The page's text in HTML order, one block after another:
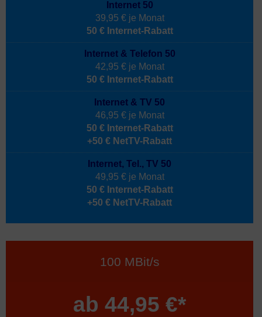
Internet 50
39,95 € je Monat
50 € Internet-Rabatt
Internet & Telefon 50
42,95 € je Monat
50 € Internet-Rabatt
Internet & TV 50
46,95 € je Monat
50 € Internet-Rabatt
+50 € NetTV-Rabatt
Internet, Tel., TV 50
49,95 € je Monat
50 € Internet-Rabatt
+50 € NetTV-Rabatt
100 MBit/s
ab 44,95 €*